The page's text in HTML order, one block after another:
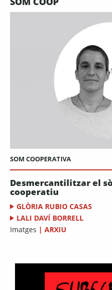
SOM COOPERATIVA
Desmercantilitzar el
cooperatiu
GLÒRIA RUBIO CASAS
LALI DAVÍ BORRELL
Imatges | ARXIU